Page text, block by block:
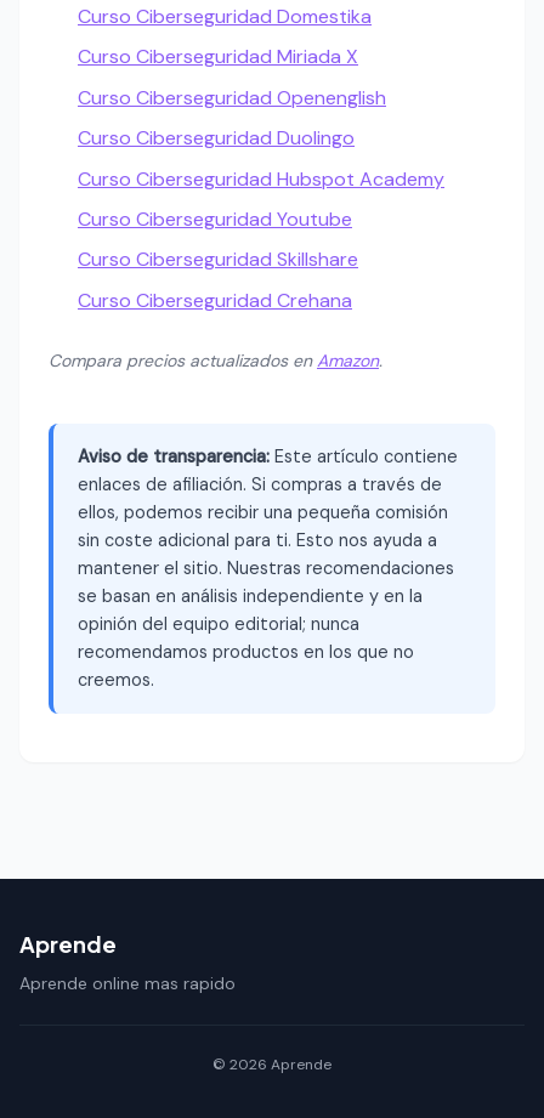
Curso Ciberseguridad Domestika
Curso Ciberseguridad Miriada X
Curso Ciberseguridad Openenglish
Curso Ciberseguridad Duolingo
Curso Ciberseguridad Hubspot Academy
Curso Ciberseguridad Youtube
Curso Ciberseguridad Skillshare
Curso Ciberseguridad Crehana
Compara precios actualizados enAmazon.
Aviso de transparencia: Este artículo contiene
enlaces de afiliación. Si compras a través de
ellos, podemos recibir una pequeña comisión
sin coste adicional para ti. Esto nos ayuda a
mantener el sitio. Nuestras recomendaciones
se basan en análisis independiente y en la
opinión del equipo editorial; nunca
recomendamos productos en los que no
creemos.
Aprende
Aprende online mas rapido
© 2026 Aprende